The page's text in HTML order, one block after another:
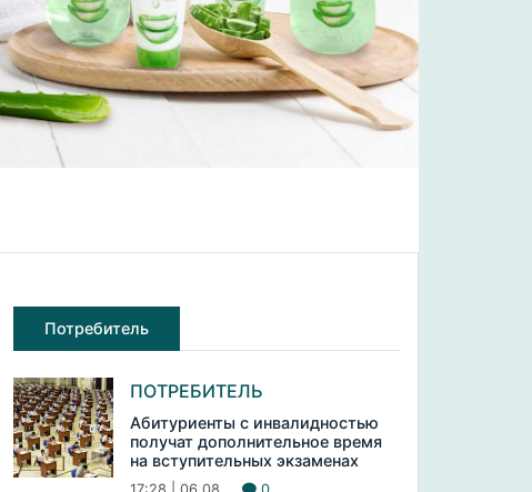
Потребитель
ПОТРЕБИТЕЛЬ
Абитуриенты с инвалидностью
получат дополнительное время
на вступительных экзаменах